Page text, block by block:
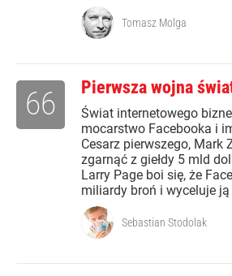
Tomasz Molga
Pierwsza wojna
Świat internetowego
mocarstwo Facebooka i
Cesarz pierwszego, Mark
zgarnąć z giełdy 5 mld
Larry Page boi się, że
miliardy broń i wyceluje ją
66
Sebastian Stodolak